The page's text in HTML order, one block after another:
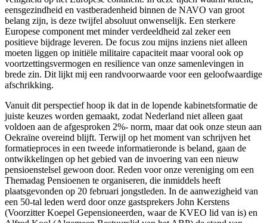
eensgezindheid en vastberadenheid binnen de NAVO van groot
belang zijn, is deze twijfel absoluut onwenselijk. Een sterkere
Europese component met minder verdeeldheid zal zeker een
positieve bijdrage leveren. De focus zou mijns inziens niet alleen
moeten liggen op initiële militaire capaciteit maar vooral ook op
voortzettingsvermogen en resilience van onze samenlevingen in
brede zin. Dit lijkt mij een randvoorwaarde voor een geloofwaardige
afschrikking.
Vanuit dit perspectief hoop ik dat in de lopende kabinetsformatie de
juiste keuzes worden gemaakt, zodat Nederland niet alleen gaat
voldoen aan de afgesproken 2%- norm, maar dat ook onze steun aan
Oekraïne overeind blijft. Terwijl op het moment van schrijven het
formatieproces in een tweede informatieronde is beland, gaan de
ontwikkelingen op het gebied van de invoering van een nieuw
pensioenstelsel gewoon door. Reden voor onze vereniging om een
Themadag Pensioenen te organiseren, die inmiddels heeft
plaatsgevonden op 20 februari jongstleden. In de aanwezigheid van
een 50-tal leden werd door onze gastsprekers John Kerstens
(Voorzitter Koepel Gepensioneerden, waar de KVEO lid van is) en